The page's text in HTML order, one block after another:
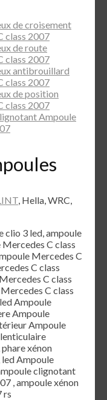
de croisement
class 2007
de route
class 2007
antibrouillard
class 2007
de position
class 2007
Ampoule
, Hella, WRC,
clio 3 led, ampoule
C class
Mercedes C
C class
C class
C class
Ampoule
Ampoule
Ampoule
xénon
Ampoule
clignotant
, ampoule xénon
rs